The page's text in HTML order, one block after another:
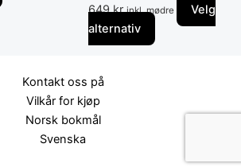
Alternativene
produktsiden
649kr inkl. mødre
Velg
alternativ
Alternativene
velges
Kontakt oss på
Vilkår for kjøp
Norsk bokmål
Svenska